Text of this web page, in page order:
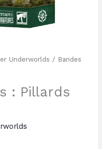
Underworlds / Bandes
: Pillards